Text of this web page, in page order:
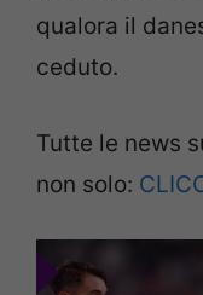
qualora il
ceduto.
Tutte le news
non solo: